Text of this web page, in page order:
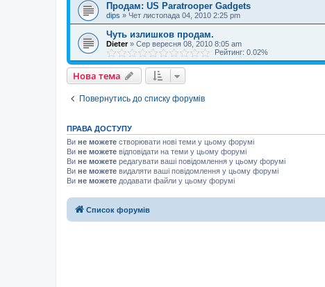
Продам: US Paratrooper Gadgets
dips » Чет листопада 04, 2010 2:25 pm
Чуть излишков продам.
Dieter» Сер вересня 08, 2010 8:05 am
Рейтинг: 0.02%
Нова тема
Повернутись до списку форумів
ПРАВА ДОСТУПУ
Ви не можете створювати нові теми у цьому форумі
Ви не можете відповідати на теми у цьому форумі
Ви не можете редагувати ваші повідомлення у цьому форумі
Ви не можете видаляти ваші повідомлення у цьому форумі
Ви не можете додавати файли у цьому форумі
Список форумів